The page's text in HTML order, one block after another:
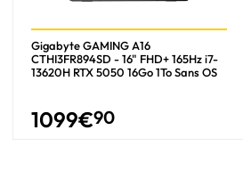
Gigabyte GAMING A16
CTHI3FR894SD - 16" FHD+ 165Hz i7-
13620H RTX 5050 16Go 1To Sans OS
1099€90